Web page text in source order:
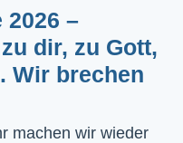
2026 –
dir, zu Gott,
Wir brechen
machen wir wieder